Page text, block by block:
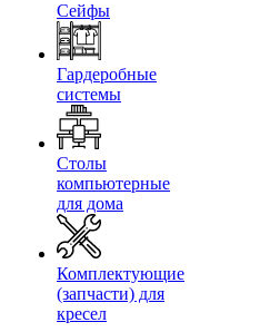
Сейфы
Гардеробные
системы
Столы
компьютерные
для дома
Комплектующие
(запчасти) для
кресел